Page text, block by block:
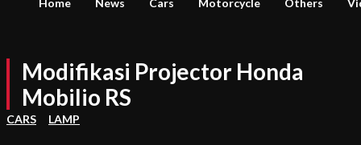
Home News Cars Motorcycle Others
Modifikasi Projector Honda
Mobilio RS
CARS LAMP